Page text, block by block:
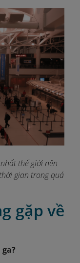
thế giới nên
gian trong quá
gặp về